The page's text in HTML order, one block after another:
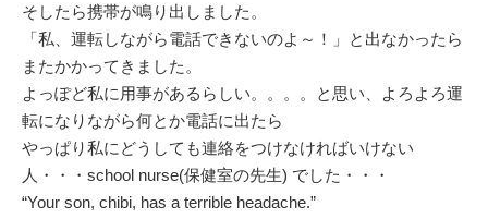
そしたら携帯が鳴り出しました。
「私、運転しながら電話できないのよ～！」と出なかったら
またかかってきました。
よっぽど私に用事があるらしい。。。。と思い、よろよろ運
転になりながら何とか電話に出たら
やっぱり私にどうしても連絡をつけなければいけない
人・・・school nurse(保健室の先生) でした・・・
“Your son, chibi, has a terrible headache.”